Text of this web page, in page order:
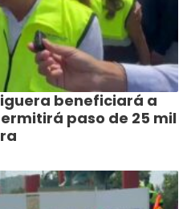
beneficiará a
paso de 25 mil